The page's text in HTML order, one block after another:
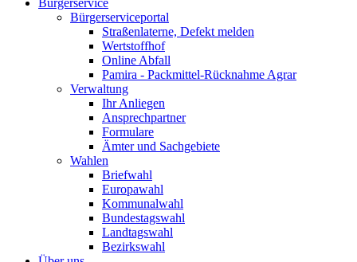
Bürgerservice
Bürgerserviceportal
Straßenlaterne, Defekt melden
Wertstoffhof
Online Abfall
Pamira - Packmittel-Rücknahme Agrar
Verwaltung
Ihr Anliegen
Ansprechpartner
Formulare
Ämter und Sachgebiete
Wahlen
Briefwahl
Europawahl
Kommunalwahl
Bundestagswahl
Landtagswahl
Bezirkswahl